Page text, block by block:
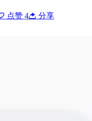
点赞 4 分享